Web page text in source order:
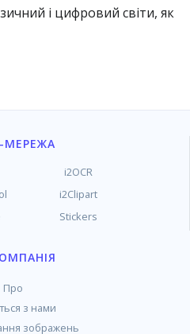
і цифровий світи, як
-МЕРЕЖА
i2OCR
i2Clipart
Stickers
Про
з нами
зображень